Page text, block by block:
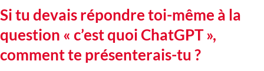
Si tu devais répondre toi-même à la
question « c’est quoi ChatGPT »,
comment te présenterais-tu ?